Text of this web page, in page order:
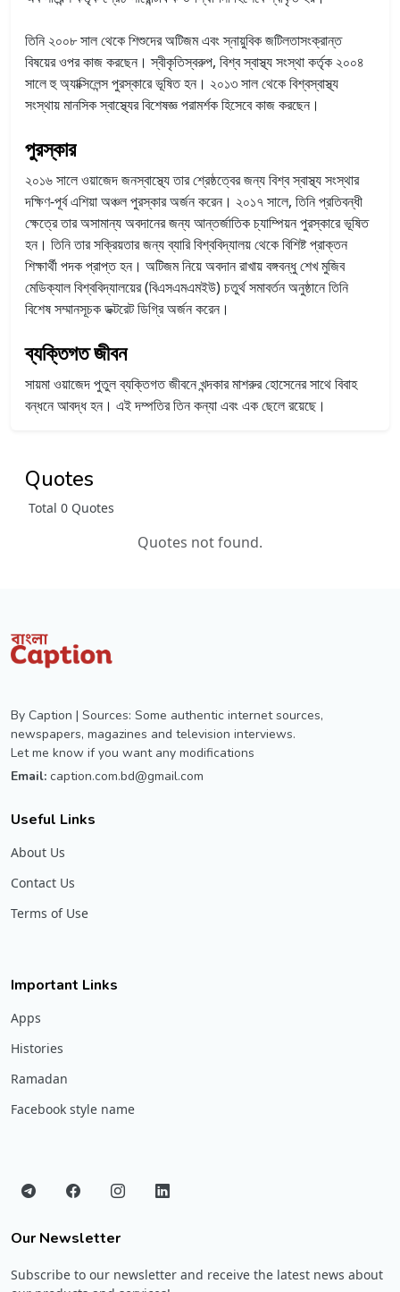
তিনি ২০০৮ সাল থেকে শিশুদের অটিজম এবং স্নায়ুবিক জটিলতাসংক্রান্ত
বিষয়ের ওপর কাজ করছেন। স্বীকৃতিস্বরুপ, বিশ্ব স্বাস্থ্য সংস্থা কর্তৃক ২০০৪
সালে হু অ্যাক্সিলেন্স পুরস্কারে ভূষিত হন। ২০১৩ সাল থেকে বিশ্বস্বাস্থ্য
সংস্থায় মানসিক স্বাস্থ্যের বিশেষজ্ঞ পরামর্শক হিসেবে কাজ করছেন।
পুরস্কার
২০১৬ সালে ওয়াজেদ জনস্বাস্থ্যে তার শ্রেষ্ঠত্বের জন্য বিশ্ব স্বাস্থ্য সংস্থার
দক্ষিণ-পূর্ব এশিয়া অঞ্চল পুরস্কার অর্জন করেন। ২০১৭ সালে, তিনি প্রতিবন্ধী
ক্ষেত্রে তার অসামান্য অবদানের জন্য আন্তর্জাতিক চ্যাম্পিয়ন পুরস্কারে ভূষিত
হন। তিনি তার সক্রিয়তার জন্য ব্যারি বিশ্ববিদ্যালয় থেকে বিশিষ্ট প্রাক্তন
শিক্ষার্থী পদক প্রাপ্ত হন। অটিজম নিয়ে অবদান রাখায় বঙ্গবন্ধু শেখ মুজিব
মেডিক্যাল বিশ্ববিদ্যালয়ের (বিএসএমএমইউ) চতুর্থ সমাবর্তন অনুষ্ঠানে তিনি
বিশেষ সম্মানসূচক ডক্টরেট ডিগ্রি অর্জন করেন।
ব্যক্তিগত জীবন
সায়মা ওয়াজেদ পুতুল ব্যক্তিগত জীবনে খন্দকার মাশরুর হোসেনের সাথে বিবাহ
বন্ধনে আবদ্ধ হন। এই দম্পতির তিন কন্যা এবং এক ছেলে রয়েছে।
Quotes
Total 0 Quotes
Quotes not found.
By Caption | Sources: Some authentic internet sources,
newspapers, magazines and television interviews.
Let me know if you want any modifications
Email: caption.com.bd@gmail.com
Useful Links
About Us
Contact Us
Terms of Use
Important Links
Apps
Histories
Ramadan
Facebook style name
Our Newsletter
Subscribe to our newsletter and receive the latest news about